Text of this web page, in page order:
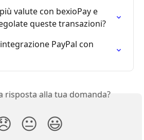
valute con bexioPay e
queste transazioni?
PayPal con
risposta alla tua domanda?
😐 😃